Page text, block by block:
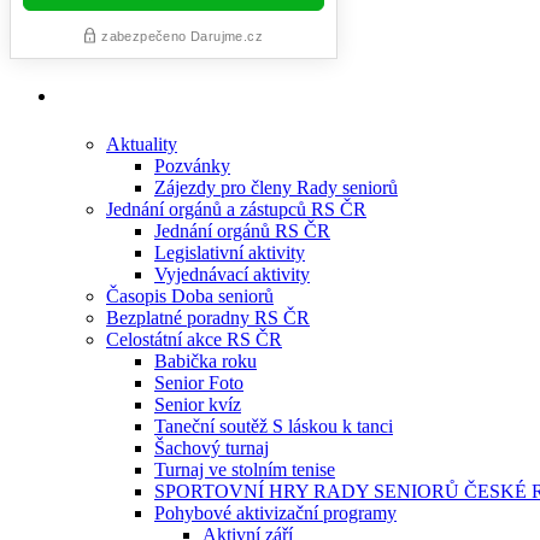
Aktuality
Pozvánky
Zájezdy pro členy Rady seniorů
Jednání orgánů a zástupců RS ČR
Jednání orgánů RS ČR
Legislativní aktivity
Vyjednávací aktivity
Časopis Doba seniorů
Bezplatné poradny RS ČR
Celostátní akce RS ČR
Babička roku
Senior Foto
Senior kvíz
Taneční soutěž S láskou k tanci
Šachový turnaj
Turnaj ve stolním tenise
SPORTOVNÍ HRY RADY SENIORŮ ČESKÉ
Pohybové aktivizační programy
Aktivní září